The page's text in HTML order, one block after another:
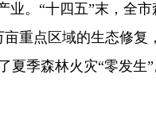
。“十四五”末，全
重点区域的生态修复
夏季森林火灾“零发生